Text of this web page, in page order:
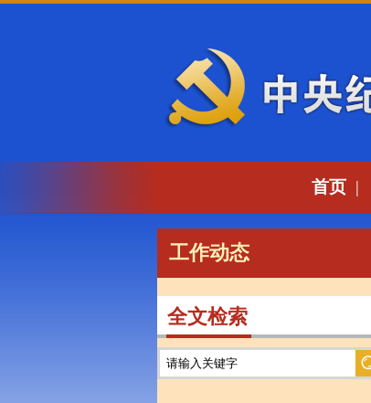
首页 |
工作动态
全文检索